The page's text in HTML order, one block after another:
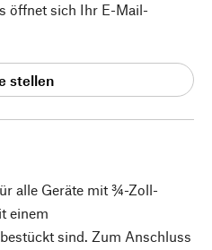
alle Geräte mit ¾-Zoll-
einem
sind. Zum Anschluss
öffnet sich Ihr E-Mail-
stellen